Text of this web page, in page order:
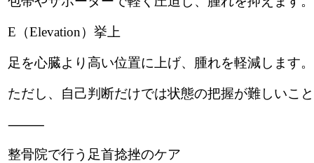
E（Elevation）挙上
足を心臓より高い位置に上げ、腫れを軽減します。
ただし、自己判断だけでは状態の把握が難しいこ
⸻
整骨院で行う足首捻挫のケア